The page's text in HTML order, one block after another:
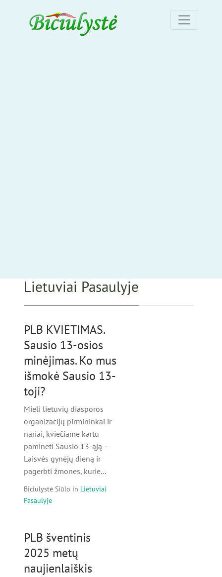
Lietuviai Pasaulyje
PLB KVIETIMAS.
Sausio 13-osios
minėjimas. Ko mus
išmokė Sausio 13-
toji?
Mieli lietuvių diasporos
organizacijų pirmininkai ir
nariai, kviečiame kartu
paminėti Sausio 13-ąją –
Laisvės gynėjų dieną ir
pagerbti žmones, kurie...
Biciulystė Siūlo in Lietuviai
Pasaulyje
PLB šventinis
2025 metų
naujienlaiškis